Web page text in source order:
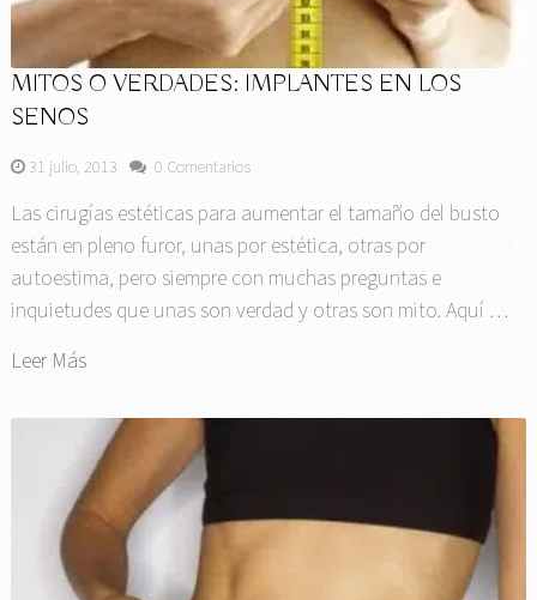
MITOS O VERDADES: IMPLANTES EN LOS
SENOS
31 julio, 2013 0 Comentarios
Las cirugías estéticas para aumentar el tamaño del busto
están en pleno furor, unas por estética, otras por
autoestima, pero siempre con muchas preguntas e
inquietudes que unas son verdad y otras son mito. Aquí …
Leer Más